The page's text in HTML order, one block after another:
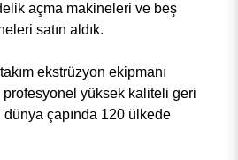
açma makineleri ve beş
satın aldık.
ekstrüzyon ekipmanı
profesyonel yüksek kaliteli geri
çapında 120 ülkede